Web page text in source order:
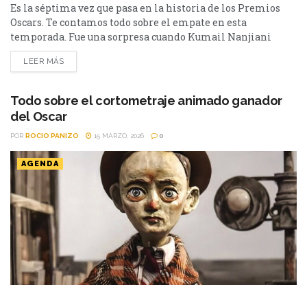
Es la séptima vez que pasa en la historia de los Premios
Oscars. Te contamos todo sobre el empate en esta
temporada. Fue una sorpresa cuando Kumail Nanjiani
pronunció un empate en la gala 98 de los Premios Oscars.
Se trata de la categoría de Mejor Cortometraje. Esto no
Edición...
LEER MÁS
Todo sobre el cortometraje animado ganador
del Oscar
POR ROCIO PANIZO 15 MARZO, 2026 0
AGENDA